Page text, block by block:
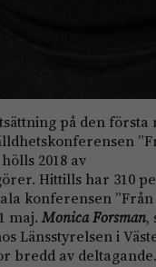
på den första
2018 av
Hittills har 310
konferensen
maj.Monica Forsman,
Länsstyrelsen i
bredd av deltagande.